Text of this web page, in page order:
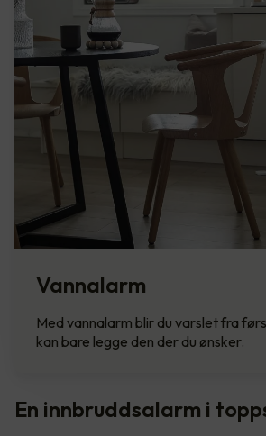
Vannalarm
Med vannalarm blir du varslet fra
kan bare legge den der du ønsker.
En innbruddsalarm i